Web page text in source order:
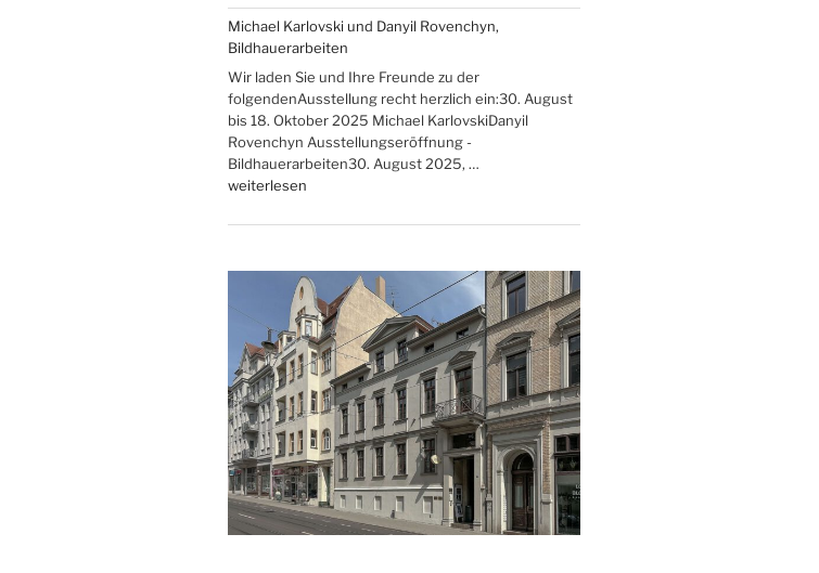
Robert
R.
und
Johanna
Flieger
–
Familienausstellung“
Michael Karlovski und Danyil Rovenchyn,
Bildhauerarbeiten
Wir laden Sie und Ihre Freunde zu der
folgendenAusstellung recht herzlich ein:30. August
bis 18. Oktober 2025 Michael KarlovskiDanyil
Rovenchyn Ausstellungseröffnung -
Bildhauerarbeiten30. August 2025, …
„Michael
und
Rovenchyn,
Bildhauerarbeiten“
weiterlesen